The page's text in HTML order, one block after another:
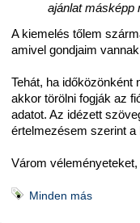
ajánlat másképp
A kiemelés tőlem
amivel gondjaim
Tehát, ha időközönként
akkor törölni fogják az
adatot. Az idézett
értelmezésem szerint a
Várom
Minden más